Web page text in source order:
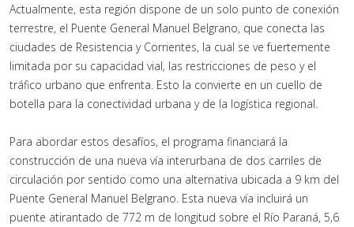
Actualmente, esta región dispone de un solo punto de conexión
terrestre, el Puente General Manuel Belgrano, que conecta las
ciudades de Resistencia y Corrientes, la cual se ve fuertemente
limitada por su capacidad vial, las restricciones de peso y el
tráfico urbano que enfrenta. Esto la convierte en un cuello de
botella para la conectividad urbana y de la logística regional.
Para abordar estos desafíos, el programa financiará la
construcción de una nueva vía interurbana de dos carriles de
circulación por sentido como una alternativa ubicada a 9 km del
Puente General Manuel Belgrano. Esta nueva vía incluirá un
puente atirantado de 772 m de longitud sobre el Río Paraná, 5,6